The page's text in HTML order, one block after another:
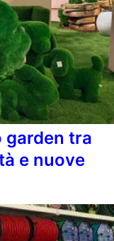
garden tra
e nuove